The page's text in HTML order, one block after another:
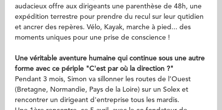
audacieux offre aux dirigeants une parenthèse de 48h, une
expédition terrestre pour prendre du recul sur leur qutidien
et ancrer des repères. Vélo, Kayak, marche à pied... des
moments uniques pour une prise de conscience !
Une véritable aventure humaine qui continue sous une autre
forme avec ce périple "C'est par où la direction ?"
Pendant 3 mois, Simon va sillonner les routes de l’Ouest
(Bretagne, Normandie, Pays de la Loire) sur un Solex et
rencontrer un dirigeant d'entreprise tous les mardis.